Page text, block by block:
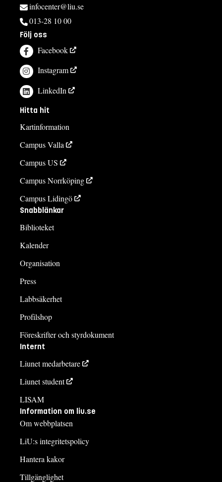
infocenter@liu.se
013-28 10 00
Följ oss
Facebook
Instagram
LinkedIn
Hitta hit
Kartinformation
Campus Valla
Campus US
Campus Norrköping
Campus Lidingö
Snabblänkar
Biblioteket
Kalender
Organisation
Press
Labbsäkerhet
Profilshop
Föreskrifter och styrdokument
Internt
Liunet medarbetare
Liunet student
LISAM
Information om liu.se
Om webbplatsen
LiU:s integritetspolicy
Hantera kakor
Tillgänglighet